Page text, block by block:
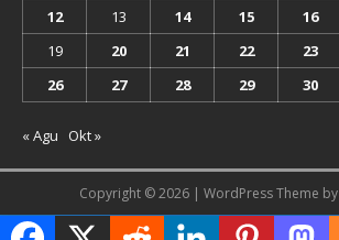
12
13 14 15 16
19
20 21 22 23
26
27 28 29 30
« Agu Okt »
Copyright © 2026 | WordPress Theme by